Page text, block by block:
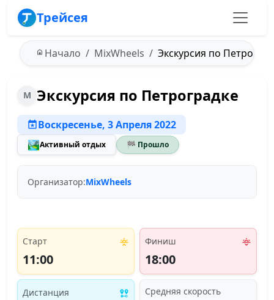
Трейсея
Начало MixWheels Экскурсия по
M Экскурсия по Петроградке
Воскресенье, 3 Апреля 2022
🏞️Активный отдых 🏁 Прошло
Организатор:MixWheels
Старт
11:00
Финиш
18:00
Дистанция Средняя скорость